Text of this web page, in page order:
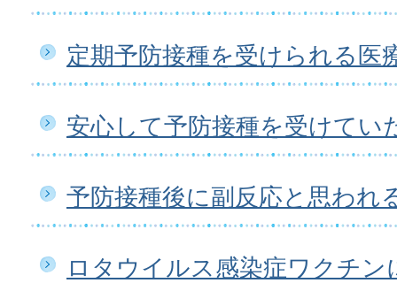
定期予防接種を受けられる医
安心して予防接種を受けてい
予防接種後に副反応と思われ
ロタウイルス感染症ワクチン